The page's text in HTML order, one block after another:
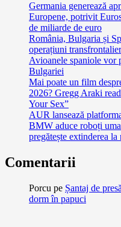
Germania generează
Europene, potrivit
de miliarde de euro
România, Bulgaria și
operațiuni
Avioanele spaniole vor
Bulgariei
Mai poate un film
2026? Gregg Araki
Your Sex”
AUR lansează
BMW aduce roboți
pregătește extinderea
Comentarii
Porcu pe Șantaj de
dorm în papuci